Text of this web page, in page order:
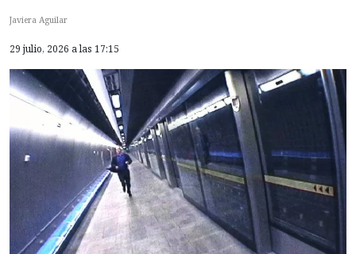
Javiera Aguilar
29 julio, 2026 a las 17:15